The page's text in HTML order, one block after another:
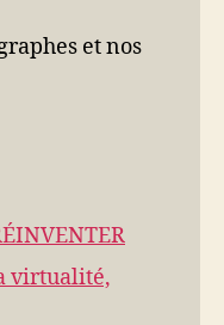
et nos
virtualité,